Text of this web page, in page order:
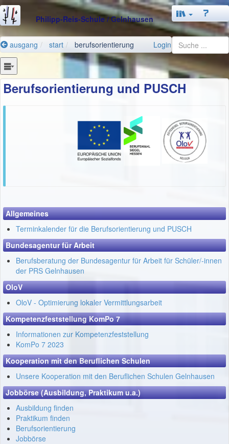
Philipp-Reis-Schule/ Gelnhausen
ausgang start berufsorientierung Login
Berufsorientierung und PUSCH
Allgemeines
Terminkalender für die Berufsorientierung und PUSCH
Bundesagentur für Arbeit
Berufsberatung der Bundesagentur für Arbeit für Schüler/-innen
der PRS Gelnhausen
OloV
OloV - Optimierung lokaler Vermittlungsarbeit
Kompetenzfeststellung KomPo 7
Informationen zur Kompetenzfeststellung
KomPo 7 2023
Kooperation mit den Beruflichen Schulen
Unsere Kooperation mit den Beruflichen Schulen Gelnhausen
Jobbörse (Ausbildung, Praktikum u.a.)
Ausbildung finden
Praktikum finden
Berufsorientierung
Jobbörse